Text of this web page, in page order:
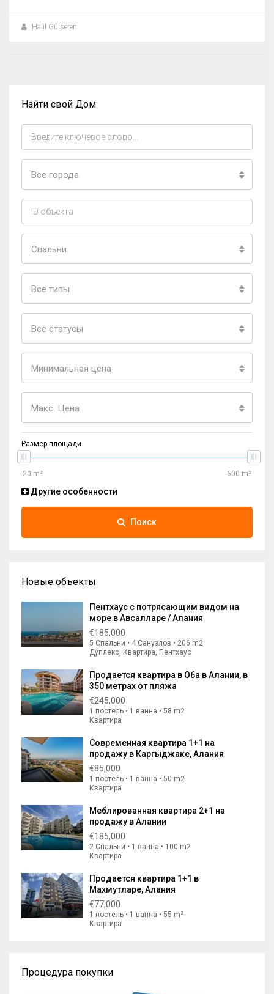
Halil Gülseren
Найти свой Дом
Все города
Спальни
Все типы
Все статусы
Минимальная цена
Макс. Цена
Размер площади
Другие особенности
Поиск
Новые объекты
Пентхаус с потрясающим видом на
море в Авсалларе / Алания
€185,000
5 Спальни • 4 Санузлов • 206 m2
Дуплекс, Квартира, Пентхаус
Продается квартира в Оба в Алании, в
350 метрах от пляжа
€245,000
1 постель • 1 ванна • 58 m2
Квартира
Современная квартира 1+1 на
продажу в Каргыджаке, Алания
€85,000
1 постель • 1 ванна • 50 m2
Квартира
Меблированная квартира 2+1 на
продажу в Алании
€185,000
2 Спальни • 1 ванна • 100 m2
Квартира
Продается квартира 1+1 в
Махмутларе, Алания
€77,000
1 постель • 1 ванна • 55 m²
Квартира
Процедура покупки